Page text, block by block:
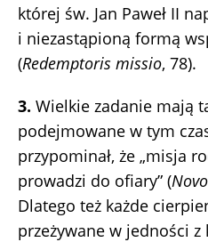
której św. Jan Paweł II
i niezastąpioną formą
(Redemptoris missio, 78).
3. Wielkie zadanie mają
podejmowane w tym
przypominał, że „misja
prowadzi do ofiary” (
Dlatego też każde
przeżywane w jedności z